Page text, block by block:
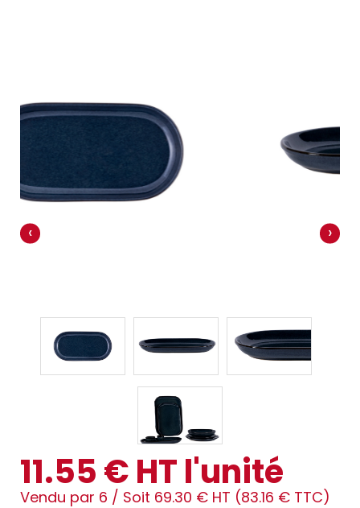
‹ ›
11.55 € HT l'unité
Vendu par 6 / Soit 69.30 € HT (83.16 € TTC)